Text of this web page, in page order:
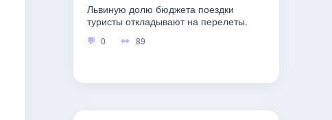
Львиную долю бюджета поездки
туристы откладывают на перелеты.
0 89